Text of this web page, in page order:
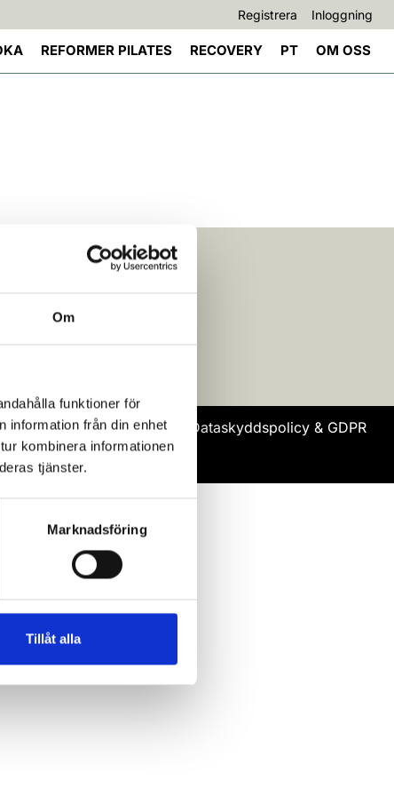
Om
funktioner för
information från din enhet
kombinera informationen
tjänster.
Marknadsföring
Tillåt alla
Registrera Inloggning
REFORMER PILATES RECOVERY PT OM OSS
Dataskyddspolicy & GDPR